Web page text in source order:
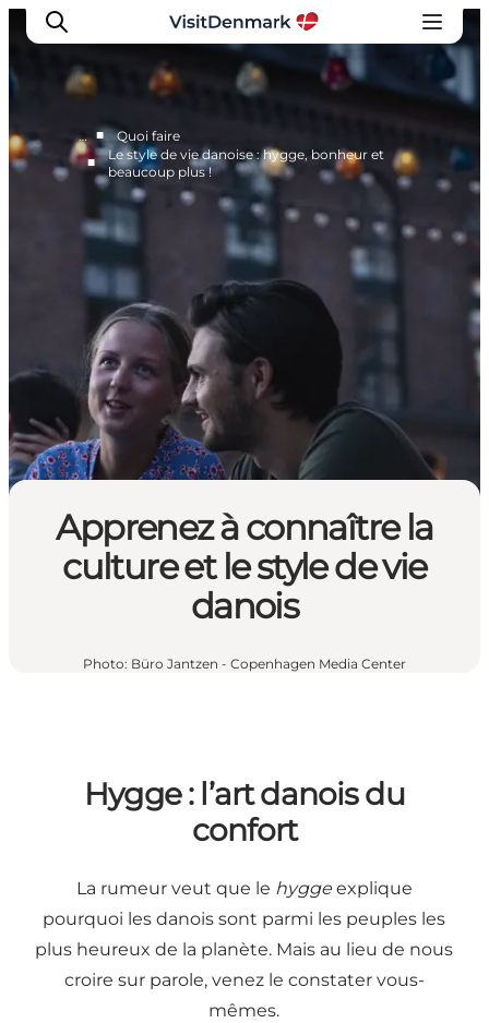
Inspirations
Destinations
Quoi faire
Hébergements
Planifiez votre voyage
… ■
Quoi faire
■
Le style de vie danoise : hygge, bonheur et
beaucoup plus !
Apprenez à connaître la
culture et le style de vie
danois
Photo: Büro Jantzen - Copenhagen Media Center
Hygge : l’art danois du
confort
La rumeur veut que le hyggeexplique
pourquoi les danois sont parmi les peuples les
plus heureux de la planète. Mais au lieu de nous
croire sur parole, venez le constater vous-
mêmes.